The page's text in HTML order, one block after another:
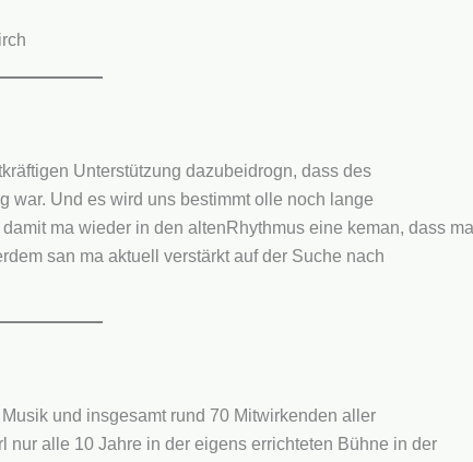
Unterstützung dazubeidrogn, dass des
war. Und es wird uns bestimmt olle noch lange
ma wieder in den altenRhythmus eine keman, dass ma
san ma aktuell verstärkt auf der Suche nach
und insgesamt rund 70 Mitwirkenden aller
alle 10 Jahre in der eigens errichteten Bühne in der